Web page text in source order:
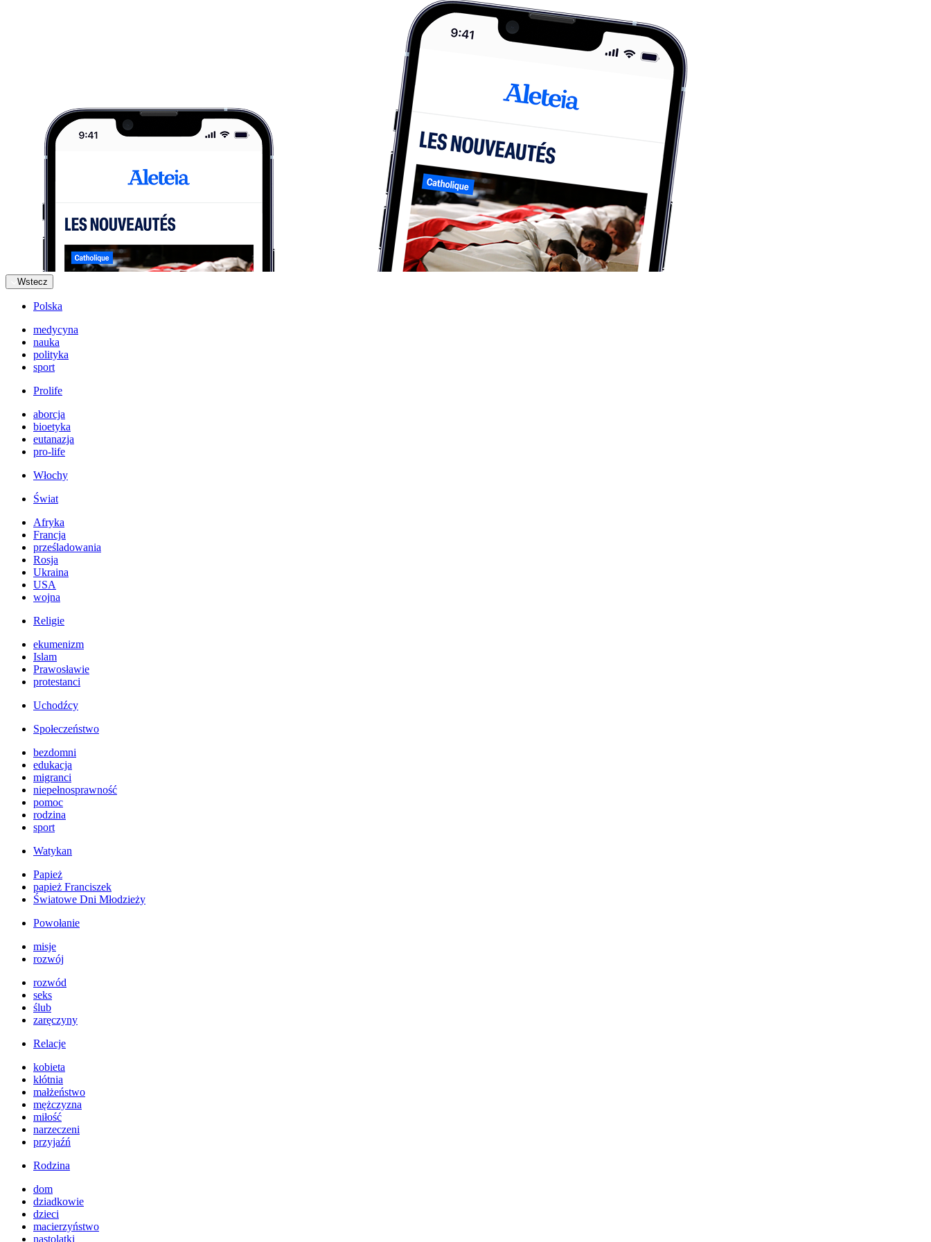
Wstecz
Polska
medycyna
nauka
polityka
sport
Prolife
aborcja
bioetyka
eutanazja
pro-life
Włochy
Świat
Afryka
Francja
prześladowania
Rosja
Ukraina
USA
wojna
Religie
ekumenizm
Islam
Prawosławie
protestanci
Uchodźcy
Społeczeństwo
bezdomni
edukacja
migranci
niepełnosprawność
pomoc
rodzina
sport
Watykan
Papież
papież Franciszek
Światowe Dni Młodzieży
Powołanie
misje
rozwój
rozwód
seks
ślub
zaręczyny
Relacje
kobieta
kłótnia
małżeństwo
mężczyzna
miłość
narzeczeni
przyjaźń
Rodzina
dom
dziadkowie
dzieci
macierzyństwo
nastolatki